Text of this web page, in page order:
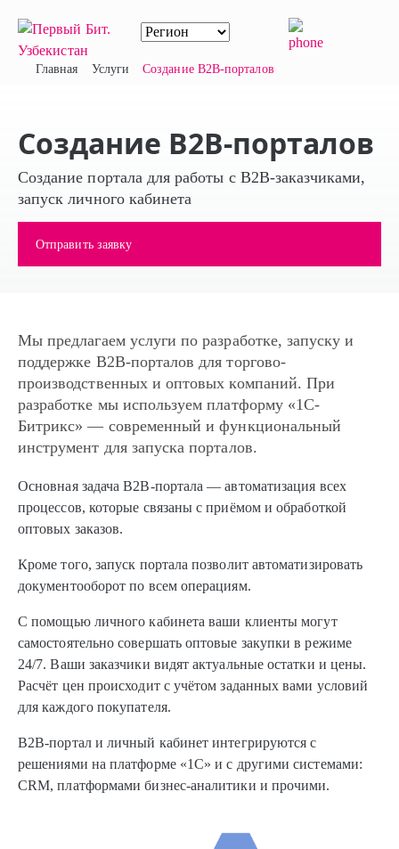
Главная Услуги Создание B2B-порталов
Создание B2B-порталов
Создание портала для работы с B2B-заказчиками,
запуск личного кабинета
Отправить заявку
Мы предлагаем услуги по разработке, запуску и
поддержке B2B-порталов для торгово-
производственных и оптовых компаний. При
разработке мы используем платформу «1С-
Битрикс» — современный и функциональный
инструмент для запуска порталов.
Основная задача B2B-портала — автоматизация всех
процессов, которые связаны с приёмом и обработкой
оптовых заказов.
Кроме того, запуск портала позволит автоматизировать
документооборот по всем операциям.
С помощью личного кабинета ваши клиенты могут
самостоятельно совершать оптовые закупки в режиме
24/7. Ваши заказчики видят актуальные остатки и цены.
Расчёт цен происходит с учётом заданных вами условий
для каждого покупателя.
B2B-портал и личный кабинет интегрируются с
решениями на платформе «1С» и с другими системами:
CRM, платформами бизнес-аналитики и прочими.